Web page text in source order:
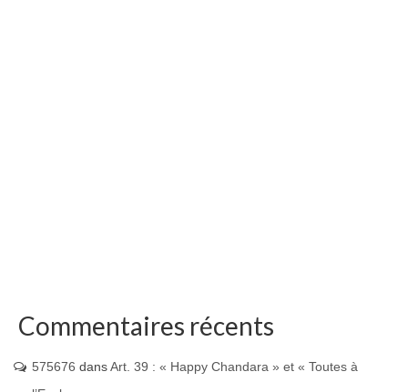
Commentaires récents
575676 dansArt. 39 : « Happy Chandara » et « Toutes à